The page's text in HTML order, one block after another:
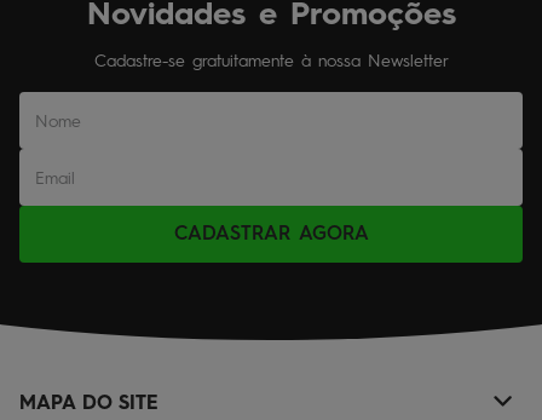
Novidades e Promoções
Cadastre-se gratuitamente à nossa Newsletter
CADASTRAR AGORA
MAPA DO SITE